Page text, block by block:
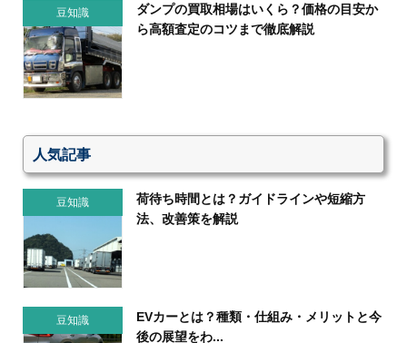
豆知識
ダンプの買取相場はいくら？価格の目安か
ら高額査定のコツまで徹底解説
人気記事
豆知識
荷待ち時間とは？ガイドラインや短縮方
法、改善策を解説
豆知識
EVカーとは？種類・仕組み・メリットと今
後の展望をわ...